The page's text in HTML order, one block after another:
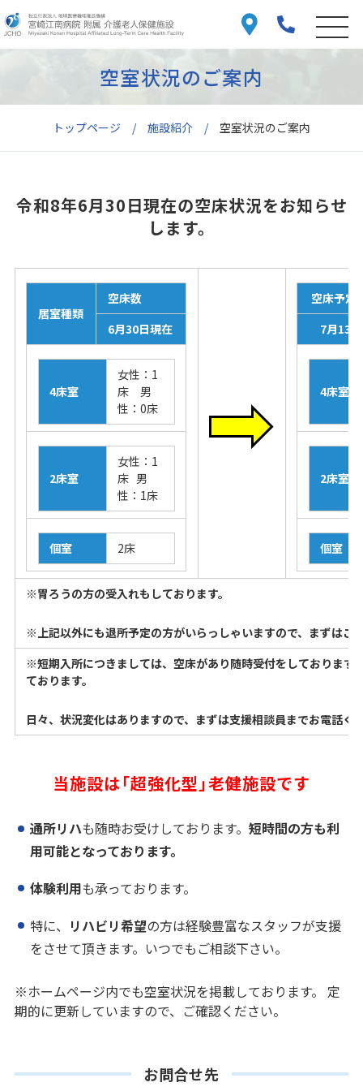
トップページ 施設紹介 空室状況のご案内
空室状況のご案内
令和8年6月30日現在の空床状況をお知らせ
します。
居室種類
空床数
6月30日現在
4床室
女性：1
床 男
性：0床
2床室
女性：1
床 男
性：1床
個室 2床
空床予定
7月13
4床室
2床室
個室
※胃ろうの方の受入れもしております。
※上記以外にも退所予定の方がいらっしゃいますので、まずはご
※短期入所につきましては、空床があり随時受付をしております
ております。
日々、状況変化はありますので、まずは支援相談員までお電話く
当施設は「超強化型」老健施設です
通所リハも随時お受けしております。短時間の方も利
用可能となっております。
体験利用も承っております。
特に、 リハビリ希望の方は経験豊富なスタッフが支援
をさせて頂きます。いつでもご相談下さい。
※ホームページ内でも空室状況を掲載しております。 定
期的に更新していますので、ご確認ください。
お問合せ先